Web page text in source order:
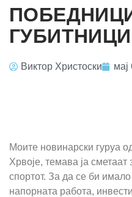
ГУБИТНИЦИ
Виктор Христоски мај
Моите новинарски гуруа
Хрвоје, темава ја
спортот. За да се би
напорната работа,